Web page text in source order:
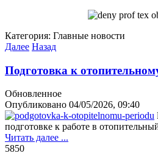
Категория: Главные новости
Далее Назад
Подготовка к
Обновленное
Опубликовано 04/05/2026, 09:40
подготовке к работе в
Читать далее ...
5850